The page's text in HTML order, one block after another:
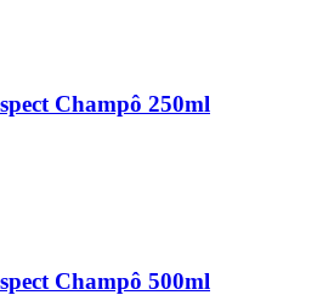
Champô 250ml
Champô 500ml